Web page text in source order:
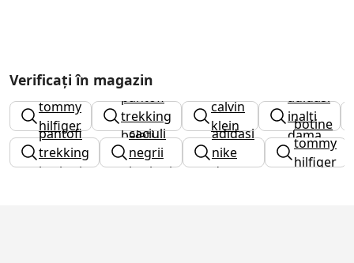
Verificați în magazin
adidasi
tommy
hilfiger
dama
pantofi
trekking
baieti
calvin
klein
dama
adidasi
inalti
dama
pantofi
trekking
barbati
caciuli
negrii
barbati
adidasi
nike
dama
botine
tommy
hilfiger